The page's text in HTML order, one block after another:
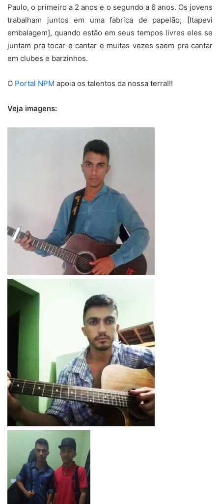
Paulo, o primeiro a 2 anos e o segundo a 6 anos. Os jovens
trabalham juntos em uma fabrica de papelão, [Itapevi
embalagem], quando estão em seus tempos livres eles se
juntam pra tocar e cantar e muitas vezes saem pra cantar
em clubes e barzinhos.
O Portal NPM apoia os talentos da nossa terra!!!
Veja imagens: